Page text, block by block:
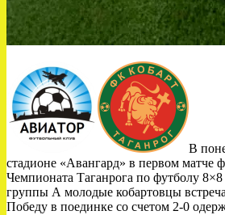
В
стадионе «Авангард» в первом матче
Чемпионата Таганрога по футболу 8×8
группы А молодые кобартовцы
Победу в поединке со счетом 2-0